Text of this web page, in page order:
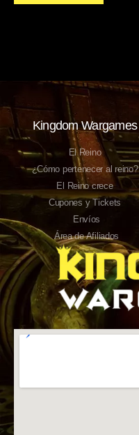
Kingdom Wargames
El Reino
¿Cómo pertenecer al reino?
El Reino crece
Cupones y Tickets
Envíos
Área de Afiliados